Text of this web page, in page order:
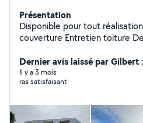
Présentation
Disponible pour tout
couverture Entretien toiture Demoussage toiture Pose
Dernier avis laissé par Gilbert
Il y a 3 mois
ras satisfaisant